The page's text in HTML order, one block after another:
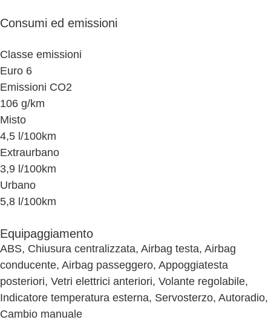
Consumi ed emissioni
Classe emissioni
Euro 6
Emissioni CO2
106 g/km
Misto
4,5 l/100km
Extraurbano
3,9 l/100km
Urbano
5,8 l/100km
Equipaggiamento
ABS, Chiusura centralizzata, Airbag testa, Airbag
conducente, Airbag passeggero, Appoggiatesta
posteriori, Vetri elettrici anteriori, Volante regolabile,
Indicatore temperatura esterna, Servosterzo, Autoradio,
Cambio manuale